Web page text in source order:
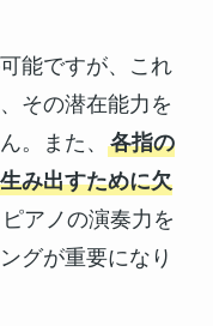
能ですが、これ
その潜在能力を
。また、 各指の
み出すために欠
アノの演奏力を
グが重要になり